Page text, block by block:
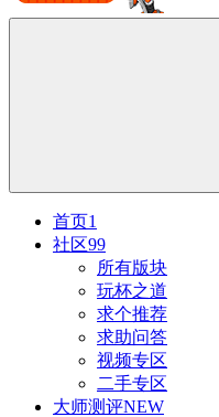
首页1
社区99
所有版块
玩杯之道
求个推荐
求助问答
视频专区
二手专区
大师测评NEW